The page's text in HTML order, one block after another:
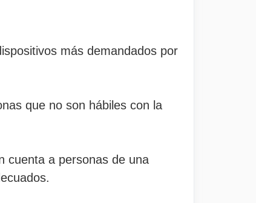
más demandados por
que no son hábiles con la
cuenta a personas de una